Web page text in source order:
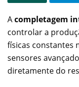
Acompletagem
controlar a
físicas constantes
sensores
diretamente do